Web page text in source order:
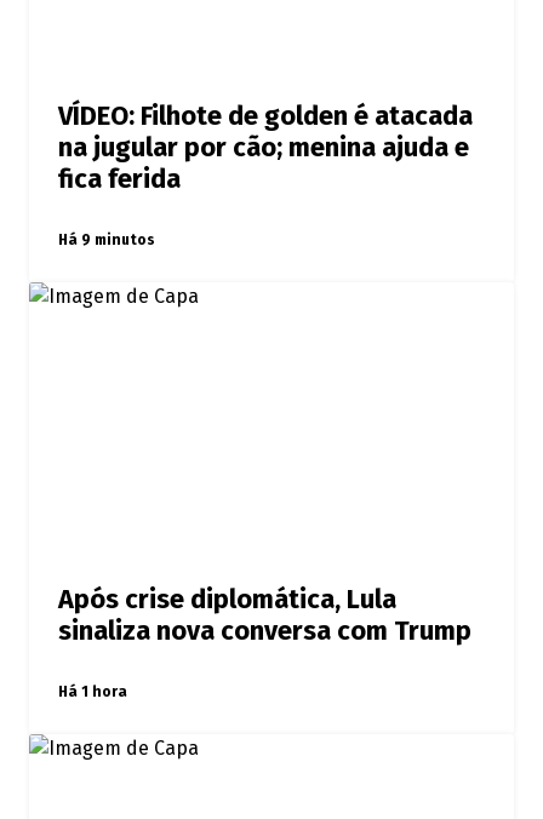
VÍDEO: Filhote de golden é atacada
na jugular por cão; menina ajuda e
fica ferida
Há 9 minutos
Após crise diplomática, Lula
sinaliza nova conversa com Trump
Há 1 hora